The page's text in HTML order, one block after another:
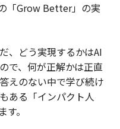
「Grow Better」の実
、どう実現するかはAI
で、何が正解かは正直
えのない中で学び続け
ある「インパクト人
。